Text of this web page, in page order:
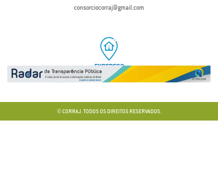
consorciocorraj@gmail.com
ENDEREÇO
Avenida Carlos Roberto Costa, s/n, Bastiana, Iguatu – CE, CEP 63507-075
© CORRAJ. TODOS OS DIREITOS RESERVADOS.